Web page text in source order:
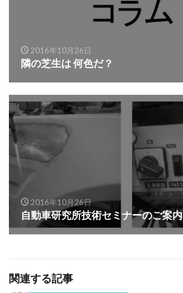
2016年10月26日
隣の芝生は 何色だ？
2016年10月26日
自動車研究所技術セミナーのご案内
関連する記事